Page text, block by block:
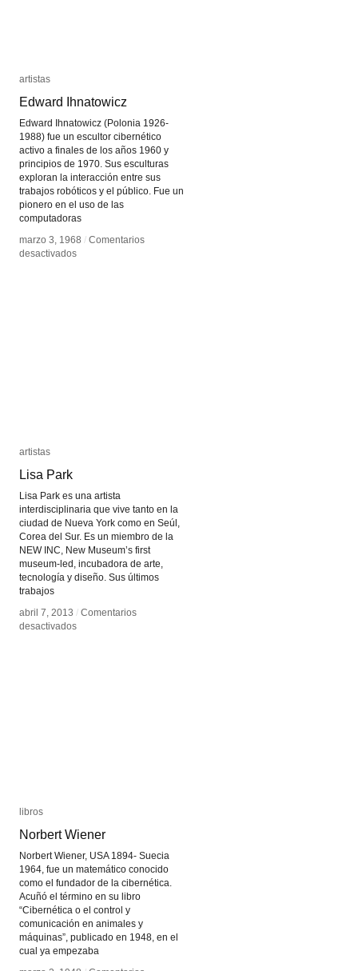
artistas
Edward Ihnatowicz
Edward Ihnatowicz (Polonia 1926-
1988) fue un escultor cibernético
activo a finales de los años 1960 y
principios de 1970. Sus esculturas
exploran la interacción entre sus
trabajos robóticos y el público. Fue un
pionero en el uso de las
computadoras
marzo 3, 1968 / Comentarios
desactivadosen
artistas
Edward Ihnatowicz
marzo 3, 1968 / Comentarios
desactivadosen
artistas
Lisa Park
Lisa Park es una artista
interdisciplinaria que vive tanto en la
ciudad de Nueva York como en Seúl,
Corea del Sur. Es un miembro de la
NEW INC, New Museum’s first
museum-led, incubadora de arte,
tecnología y diseño. Sus últimos
trabajos
abril 7, 2013 / Comentarios
desactivadosen
artistas
Lisa Park
abril 7, 2013 / Comentarios
desactivadosen
libros
Norbert Wiener
Norbert Wiener, USA 1894- Suecia
1964, fue un matemático conocido
como el fundador de la cibernética.
Acuñó el término en su libro
“Cibernética o el control y
comunicación en animales y
máquinas”, publicado en 1948, en el
cual ya empezaba
libros
Norbert Wiener